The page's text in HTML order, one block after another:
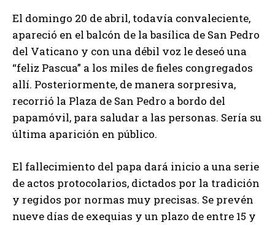
El domingo 20 de abril, todavía convaleciente,
apareció en el balcón de la basílica de San Pedro
del Vaticano y con una débil voz le deseó una
“feliz Pascua” a los miles de fieles congregados
allí. Posteriormente, de manera sorpresiva,
recorrió la Plaza de San Pedro a bordo del
papamóvil, para saludar a las personas. Sería su
última aparición en público.
El fallecimiento del papa dará inicio a una serie
de actos protocolarios, dictados por la tradición
y regidos por normas muy precisas. Se prevén
nueve días de exequias y un plazo de entre 15 y